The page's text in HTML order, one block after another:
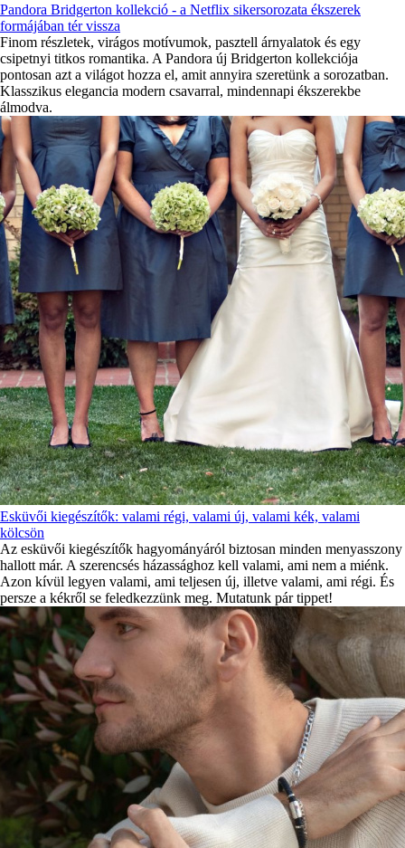
Pandora Bridgerton kollekció - a Netflix sikersorozata ékszerek
formájában tér vissza
Finom részletek, virágos motívumok, pasztell árnyalatok és egy
csipetnyi titkos romantika. A Pandora új Bridgerton kollekciója
pontosan azt a világot hozza el, amit annyira szeretünk a sorozatban.
Klasszikus elegancia modern csavarral, mindennapi ékszerekbe
álmodva.
Esküvői kiegészítők: valami régi, valami új, valami kék, valami
kölcsön
Az esküvői kiegészítők hagyományáról biztosan minden menyasszony
hallott már. A szerencsés házassághoz kell valami, ami nem a miénk.
Azon kívül legyen valami, ami teljesen új, illetve valami, ami régi. És
persze a kékről se feledkezzünk meg. Mutatunk pár tippet!